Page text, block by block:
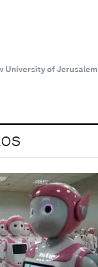
University of Jerusalem